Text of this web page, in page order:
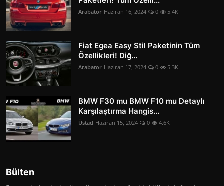
Arabator Haziran 16, 2024 0 5.4K
Fiat Egea Easy Stil Paketinin Tüm
Özellikleri! Diğ...
Arabator Haziran 17, 2024 0 5.3K
BMW F30 mu BMW F10 mu Detaylı
Karşılaştırma Hangis...
Üstad Haziran 15, 2024 0 4.6K
Bülten